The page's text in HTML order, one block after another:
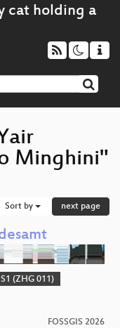
Minghini"
Sort by next page
(ZHG 011)
FOSSGIS 2026